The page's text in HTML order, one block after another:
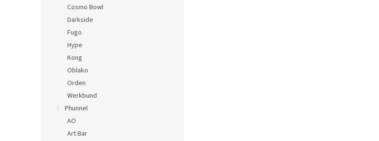
Cosmo Bowl
Darkside
Fugo
Hype
Kong
Oblako
Orden
Werkbund
Phunnel
AO
Art Bar